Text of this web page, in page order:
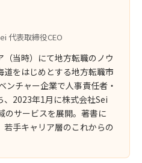
代表取締役CEO
当時）にて地方転職のノウ
をはじめとする地方転職市
ンチャー企業で人事責任者・
、2023年1月に株式会社Sei
のサービスを展開。著書に
若手キャリア層のこれからの